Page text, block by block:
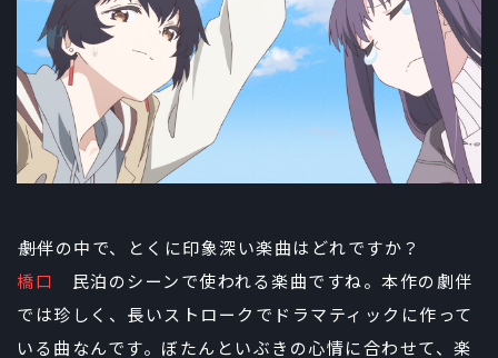
――劇伴の中で、とくに印象深い楽曲はどれですか？
橋口 民泊のシーンで使われる楽曲ですね。本作の劇伴
では珍しく、長いストロークでドラマティックに作って
いる曲なんです。ぼたんといぶきの心情に合わせて、楽